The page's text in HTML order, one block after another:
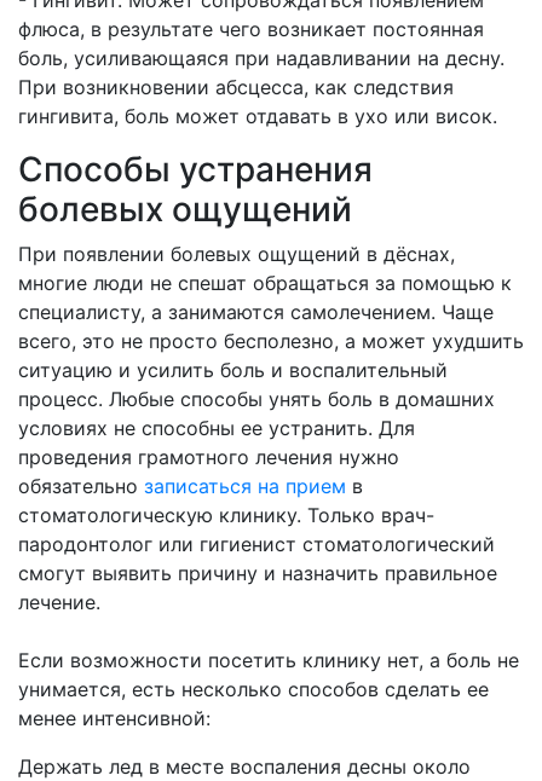
флюса, в результате чего возникает постоянная
боль, усиливающаяся при надавливании на десну.
При возникновении абсцесса, как следствия
гингивита, боль может отдавать в ухо или висок.
Способы устранения
болевых ощущений
При появлении болевых ощущений в дёснах,
многие люди не спешат обращаться за помощью к
специалисту, а занимаются самолечением. Чаще
всего, это не просто бесполезно, а может ухудшить
ситуацию и усилить боль и воспалительный
процесс. Любые способы унять боль в домашних
условиях не способны ее устранить. Для
проведения грамотного лечения нужно
обязательно записаться на прием в
стоматологическую клинику. Только врач-
пародонтолог или гигиенист стоматологический
смогут выявить причину и назначить правильное
лечение.
Если возможности посетить клинику нет, а боль не
унимается, есть несколько способов сделать ее
менее интенсивной:
Держать лед в месте воспаления десны около